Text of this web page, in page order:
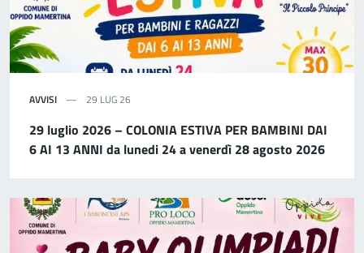
AVVISI 29 LUG 26
29 luglio 2026 – COLONIA ESTIVA PER BAMBINI DAI
6 AI 13 ANNI da lunedi 24 a venerdì 28 agosto 2026